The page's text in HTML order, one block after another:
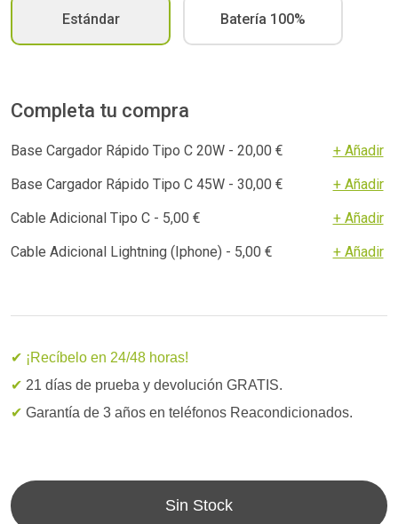
Estándar Batería 100%
Completa tu compra
Base Cargador Rápido Tipo C 20W - 20,00 €
+ Añadir
Base Cargador Rápido Tipo C 45W - 30,00 €
+ Añadir
Cable Adicional Tipo C - 5,00 €
+ Añadir
Cable Adicional Lightning (Iphone) - 5,00 €
+ Añadir
✔ ¡Recíbelo en 24/48 horas!
✔ 21 días de prueba y devolución GRATIS.
✔ Garantía de 3 años en teléfonos Reacondicionados.
Sin Stock